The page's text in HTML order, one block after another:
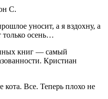
С.
уносит, а я вздохну, а
только осень…
книг — самый
Кристиан
кота. Все. Теперь плохо не